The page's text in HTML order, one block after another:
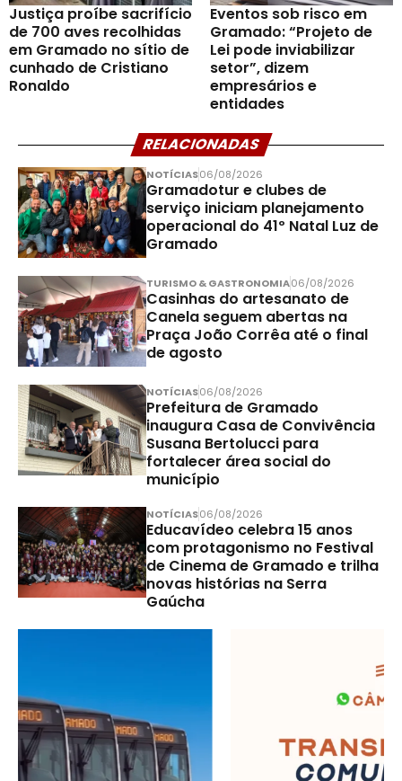
Justiça proíbe sacrifício
de 700 aves recolhidas
em Gramado no sítio de
cunhado de Cristiano
Ronaldo
Eventos sob risco em
Gramado: “Projeto de
Lei pode inviabilizar
setor”, dizem
empresários e
entidades
RELACIONADAS
NOTÍCIAS06/08/2026
Gramadotur e clubes de
serviço iniciam planejamento
operacional do 41º Natal Luz de
Gramado
TURISMO & GASTRONOMIA06/08/2026
Casinhas do artesanato de
Canela seguem abertas na
Praça João Corrêa até o final
de agosto
NOTÍCIAS06/08/2026
Prefeitura de Gramado
inaugura Casa de Convivência
Susana Bertolucci para
fortalecer área social do
município
NOTÍCIAS06/08/2026
Educavídeo celebra 15 anos
com protagonismo no Festival
de Cinema de Gramado e trilha
novas histórias na Serra
Gaúcha